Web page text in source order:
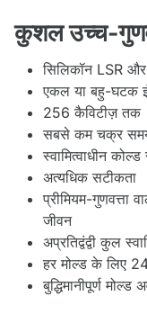
कुशल उच्च-
सिलिकॉन LSR
एकल या बहु-घटक
256 कैविटीज़ तक
सबसे कम चक्र समय
स्वामित्वाधीन
अत्यधिक सटीकता
प्रीमियम-गुणवत्ता
जीवन
अप्रतिद्वंद्वी कुल
हर मोल्ड के लिए
बुद्धिमानीपूर्ण